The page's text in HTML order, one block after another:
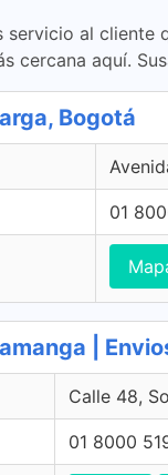
servicio al cliente
cercana aquí.
Bogotá
01
|
Calle 48,
01 8000